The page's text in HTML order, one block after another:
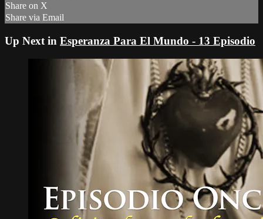
Share on X
Share via Email
Up Next in Esperanza Para El Mundo - 13 Episodio